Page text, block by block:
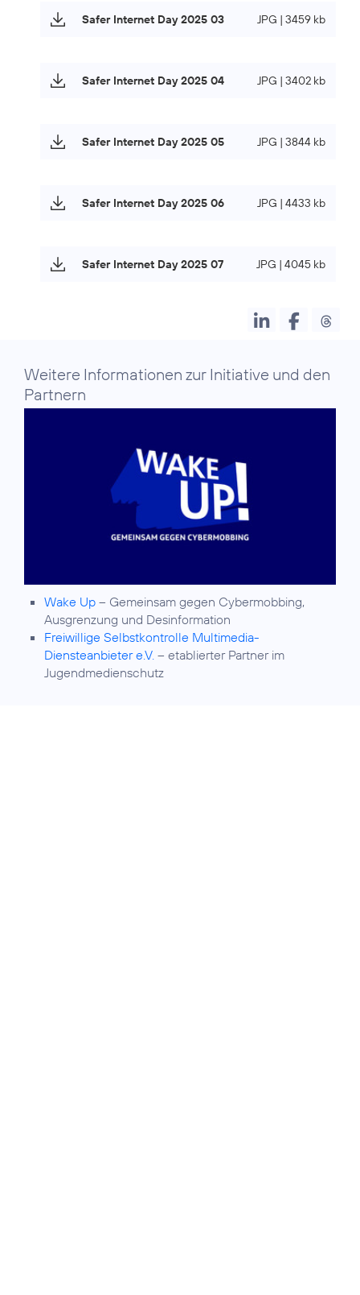
Safer Internet Day 2025 03 JPG | 3459 kb
Safer Internet Day 2025 04 JPG | 3402 kb
Safer Internet Day 2025 05 JPG | 3844 kb
Safer Internet Day 2025 06 JPG | 4433 kb
Safer Internet Day 2025 07 JPG | 4045 kb
Weitere Informationen zur Initiative und den
Partnern
Wake Up – Gemeinsam gegen Cybermobbing,
Ausgrenzung und Desinformation
Freiwillige Selbstkontrolle Multimedia-
Diensteanbieter e.V. – etablierter Partner im
Jugendmedienschutz